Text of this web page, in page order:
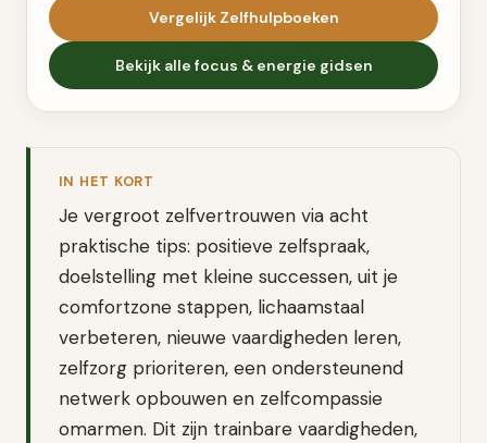
Vergelijk Zelfhulpboeken
Bekijk alle focus & energie gidsen
IN HET KORT
Je vergroot zelfvertrouwen via acht
praktische tips: positieve zelfspraak,
doelstelling met kleine successen, uit je
comfortzone stappen, lichaamstaal
verbeteren, nieuwe vaardigheden leren,
zelfzorg prioriteren, een ondersteunend
netwerk opbouwen en zelfcompassie
omarmen. Dit zijn trainbare vaardigheden,